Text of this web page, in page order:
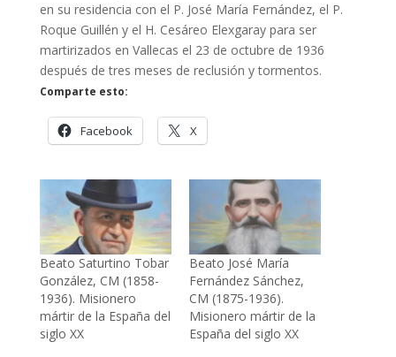
en su residencia con el P. José María Fernández, el P.
Roque Guillén y el H. Cesáreo Elexgaray para ser
martirizados en Vallecas el 23 de octubre de 1936
después de tres meses de reclusión y tormentos.
Comparte esto:
Facebook X
Beato Saturtino Tobar
González, CM (1858-
1936). Misionero
mártir de la España del
siglo XX
Beato José María
Fernández Sánchez,
CM (1875-1936).
Misionero mártir de la
España del siglo XX